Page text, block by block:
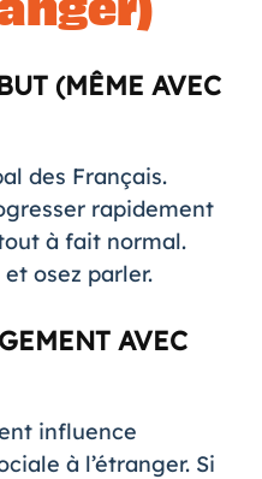
(MÊME AVEC
des Français.
rapidement
à fait normal.
osez parler.
AVEC
influence
à l’étranger. Si